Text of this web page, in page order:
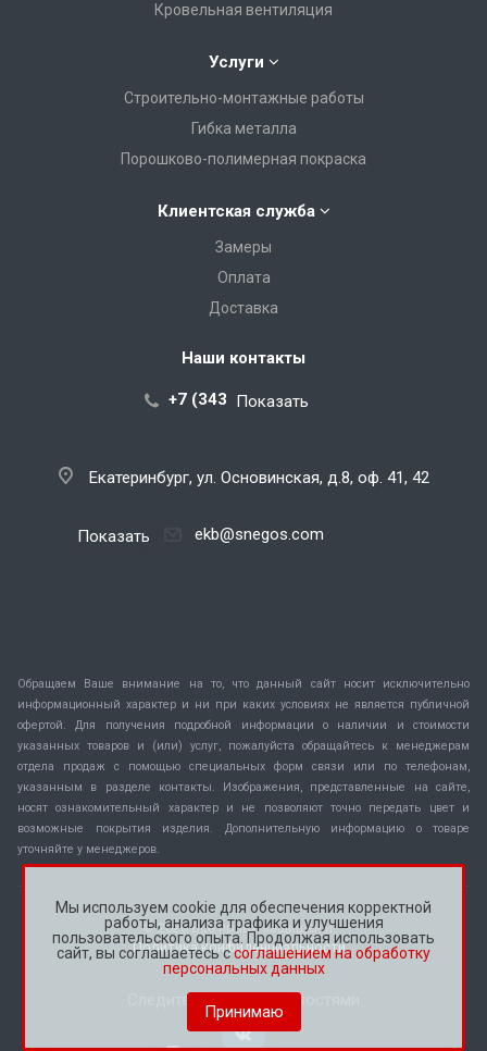
Кровельная вентиляция
Услуги
Строительно-монтажные работы
Гибка металла
Порошково-полимерная покраска
Клиентская служба
Замеры
Оплата
Доставка
Наши контакты
+7 (343) 288-07-25
Показать
Екатеринбург, ул. Основинская, д.8, оф. 41, 42
ekb@snegos.com
Показать
Обращаем Ваше внимание на то, что данный сайт носит исключительно
информационный характер и ни при каких условиях не является публичной
офертой. Для получения подробной информации о наличии и стоимости
указанных товаров и (или) услуг, пожалуйста обращайтесь к менеджерам
отдела продаж с помощью специальных форм связи или по телефонам,
указанным в разделе контакты. Изображения, представленные на сайте,
носят ознакомительный характер и не позволяют точно передать цвет и
возможные покрытия изделия. Дополнительную информацию о товаре
уточняйте у менеджеров.
© 2026 Все права защищены.
Политика конфиденциальности
Следите за нашими новостями
Мы используем cookie для обеспечения корректной
работы, анализа трафика и улучшения
пользовательского опыта. Продолжая использовать
сайт, вы соглашаетесь ссоглашением на обработку
персональных данных
Принимаю